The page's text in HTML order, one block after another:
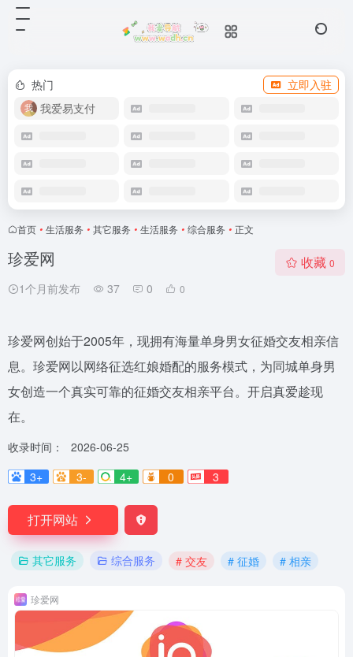
热门
立即入驻
我爱易支付
首页 • 生活服务 • 其它服务 • 生活服务 • 综合服务 • 正文
珍爱网
1个月前发布 37 0 0
收藏 0
珍爱网创始于2005年，现拥有海量单身男女征婚交友相亲信
息。珍爱网以网络征选红娘婚配的服务模式，为同城单身男
女创造一个真实可靠的征婚交友相亲平台。开启真爱趁现
在。
收录时间：
2026-06-25
3+
3- 4+ 0 3
打开网站
其它服务 综合服务 # 交友 # 征婚 # 相亲
珍爱网